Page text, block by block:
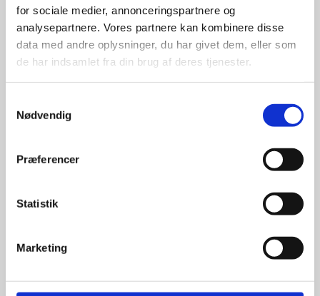
for sociale medier, annonceringspartnere og
analysepartnere. Vores partnere kan kombinere disse
data med andre oplysninger, du har givet dem, eller som
de har indsamlet fra din brug af deres tjenester.
Nødvendig
Præferencer
Statistik
Marketing
For at sikre høj kvalitet og stor
leveringssikkerhed samarbejder vi
med de største og mest
anerkendte leverandører inden for
idé til et konkret produkt, eller et